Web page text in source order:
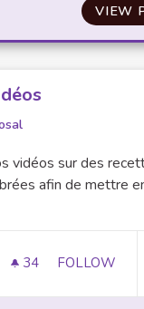
VIEW
vidéos sur des
afin de mettre
34 34
FOLLOW